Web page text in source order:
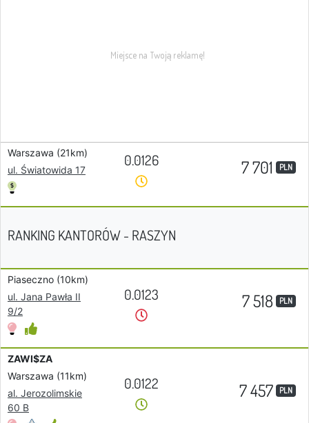
Warszawa (21km)
ul. Światowida 17
0.0126 7 701 PLN
RANKING KANTORÓW - RASZYN
Piaseczno (10km)
ul. Jana Pawła II
9/2
0.0123 7 518 PLN
ZAWI$ZA
Warszawa (11km)
al. Jerozolimskie
60 B
0.0122 7 457 PLN